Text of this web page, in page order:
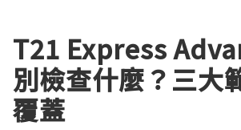
T21 Express
別檢查什麼？三大
覆蓋